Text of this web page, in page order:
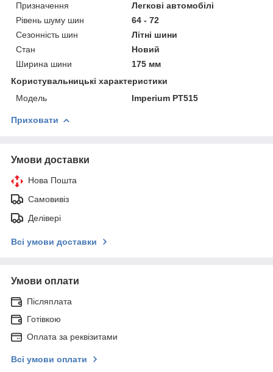
Призначення
Легкові автомобілі
Рівень шуму шин
64 - 72
Сезонність шин
Літні шини
Стан
Новий
Ширина шини
175 мм
Користувальницькі характеристики
Мoдель
Imperium PT515
Приховати
Умови доставки
Нова Пошта
Самовивіз
Делівері
Всі умови доставки
Умови оплати
Післяплата
Готівкою
Оплата за реквізитами
Всі умови оплати